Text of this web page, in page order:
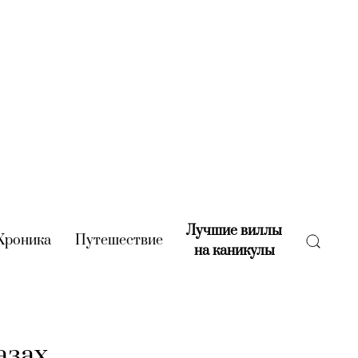
(current)
Путешествие(current)
Лучшие виллы
на каникулы(current)